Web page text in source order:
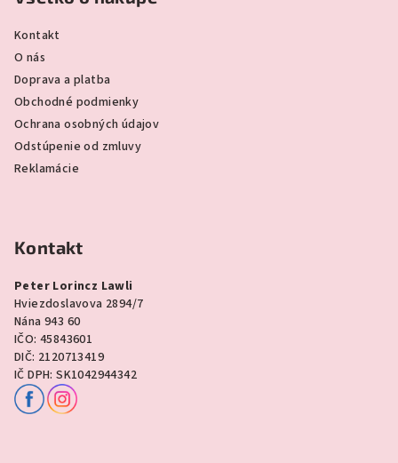
Kontakt
O nás
Doprava a platba
Obchodné podmienky
Ochrana osobných údajov
Odstúpenie od zmluvy
Reklamácie
Kontakt
Peter Lorincz Lawli
Hviezdoslavova 2894/7
Nána 943 60
IČO: 45843601
DIČ: 2120713419
IČ DPH: SK1042944342